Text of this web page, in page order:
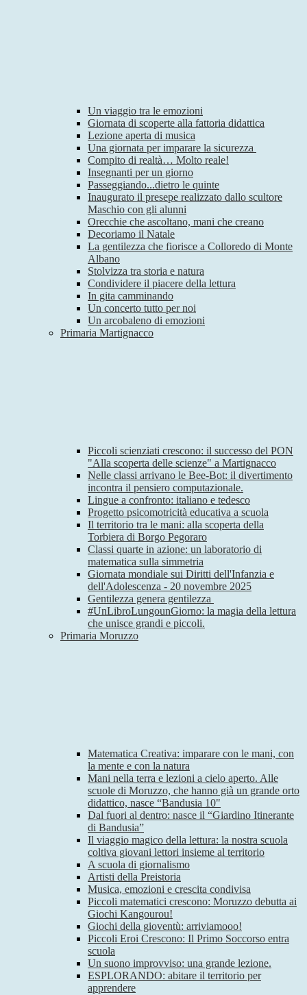
Un viaggio tra le emozioni
Giornata di scoperte alla fattoria didattica
Lezione aperta di musica
Una giornata per imparare la sicurezza
Compito di realtà… Molto reale!
Insegnanti per un giorno
Passeggiando...dietro le quinte
Inaugurato il presepe realizzato dallo scultore
Maschio con gli alunni
Orecchie che ascoltano, mani che creano
Decoriamo il Natale
La gentilezza che fiorisce a Colloredo di Monte
Albano
Stolvizza tra storia e natura
Condividere il piacere della lettura
In gita camminando
Un concerto tutto per noi
Un arcobaleno di emozioni
Primaria Martignacco
Piccoli scienziati crescono: il successo del PON
"Alla scoperta delle scienze" a Martignacco
Nelle classi arrivano le Bee-Bot: il divertimento
incontra il pensiero computazionale.
Lingue a confronto: italiano e tedesco
Progetto psicomotricità educativa a scuola
Il territorio tra le mani: alla scoperta della
Torbiera di Borgo Pegoraro
Classi quarte in azione: un laboratorio di
matematica sulla simmetria
Giornata mondiale sui Diritti dell'Infanzia e
dell'Adolescenza - 20 novembre 2025
Gentilezza genera gentilezza
#UnLibroLungounGiorno: la magia della lettura
che unisce grandi e piccoli.
Primaria Moruzzo
Matematica Creativa: imparare con le mani, con
la mente e con la natura
Mani nella terra e lezioni a cielo aperto. Alle
scuole di Moruzzo, che hanno già un grande orto
didattico, nasce “Bandusia 10"
Dal fuori al dentro: nasce il “Giardino Itinerante
di Bandusia”
Il viaggio magico della lettura: la nostra scuola
coltiva giovani lettori insieme al territorio
A scuola di giornalismo
Artisti della Preistoria
Musica, emozioni e crescita condivisa
Piccoli matematici crescono: Moruzzo debutta ai
Giochi Kangourou!
Giochi della gioventù: arriviamooo!
Piccoli Eroi Crescono: Il Primo Soccorso entra
scuola
Un suono improvviso: una grande lezione.
ESPLORANDO: abitare il territorio per
apprendere